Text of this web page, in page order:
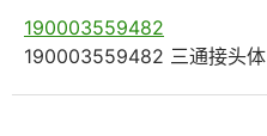
190003559482
190003559482 三通接头体